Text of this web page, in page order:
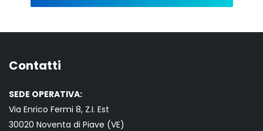
Contatti
SEDE OPERATIVA:
Via Enrico Fermi 8, Z.I. Est
30020 Noventa di Piave (VE)